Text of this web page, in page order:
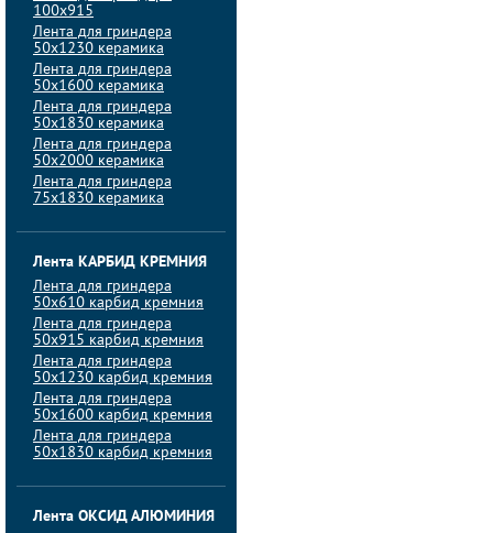
100х915
Лента для гриндера
50х1230 керамика
Лента для гриндера
50х1600 керамика
Лента для гриндера
50х1830 керамика
Лента для гриндера
50х2000 керамика
Лента для гриндера
75х1830 керамика
Лента КАРБИД КРЕМНИЯ
Лента для гриндера
50х610 карбид кремния
Лента для гриндера
50х915 карбид кремния
Лента для гриндера
50х1230 карбид кремния
Лента для гриндера
50х1600 карбид кремния
Лента для гриндера
50х1830 карбид кремния
Лента ОКСИД АЛЮМИНИЯ